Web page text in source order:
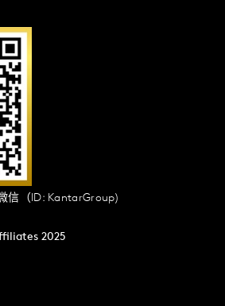
信（ID: KantarGroup)
2025